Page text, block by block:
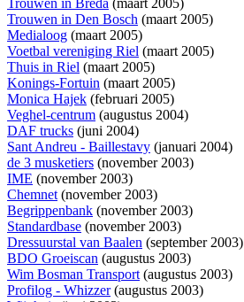
Trouwen in Breda (maart 2005)
Trouwen in Den Bosch (maart 2005)
Medialoog (maart 2005)
Voetbal vereniging Riel (maart 2005)
Thuis in Riel (maart 2005)
Konings-Fortuin (maart 2005)
Monica Hajek (februari 2005)
Veghel-centrum (augustus 2004)
DAF trucks (juni 2004)
Sant Andreu - Baillestavy (januari 2004)
de 3 musketiers (november 2003)
IME (november 2003)
Chemnet(november 2003)
Begrippenbank (november 2003)
Standardbase (november 2003)
Dressuurstal van Baalen (september 2003)
BDO Groeiscan (augustus 2003)
Wim Bosman Transport(augustus 2003)
Profilog - Whizzer(augustus 2003)